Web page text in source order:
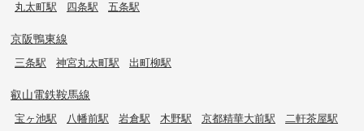
丸太町駅
四条駅 五条駅
京阪鴨東線
三条駅 神宮丸太町駅 出町柳駅
叡山電鉄鞍馬線
宝ヶ池駅 八幡前駅 岩倉駅 木野駅 京都精華大前駅
二軒茶屋駅